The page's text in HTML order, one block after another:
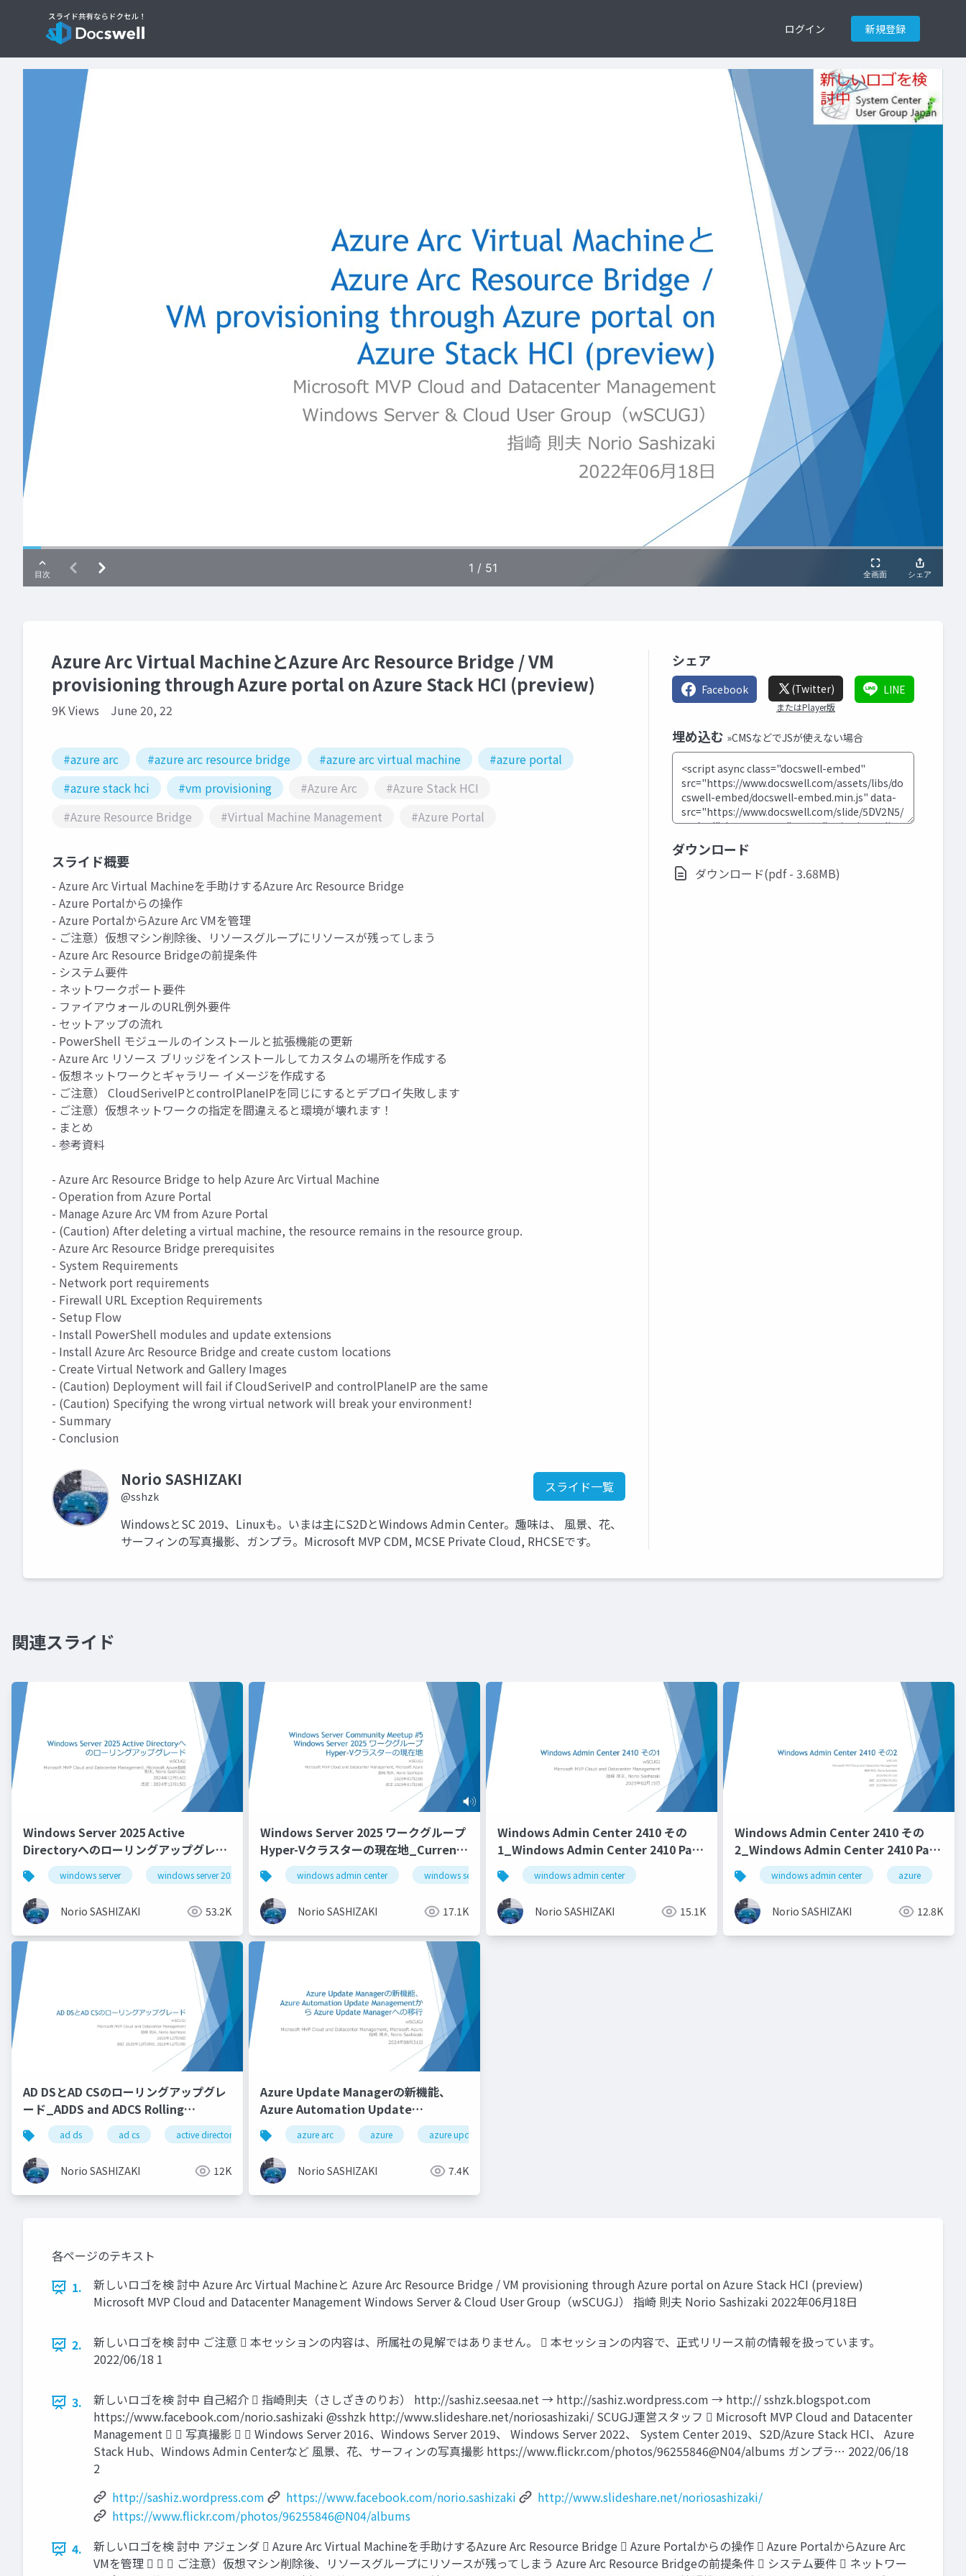
ログイン 新規登録
Azure Arc Virtual MachineとAzure Arc Resource Bridge / VM
provisioning through Azure portal on Azure Stack HCI (preview)
9K Views June 20, 22
#azure arc #azure arc resource bridge #azure arc virtual machine
#azure portal
#azure stack hci
#vm provisioning #Azure Arc
#Azure Stack HCI
#Azure Resource Bridge
#Virtual Machine Management #Azure Portal
スライド概要
- Azure Arc Virtual Machineを手助けするAzure Arc Resource Bridge
- Azure Portalからの操作
- Azure PortalからAzure Arc VMを管理
- ご注意）仮想マシン削除後、リソースグループにリソースが残ってしまう
- Azure Arc Resource Bridgeの前提条件
- システム要件
- ネットワークポート要件
- ファイアウォールのURL例外要件
- セットアップの流れ
- PowerShell モジュールのインストールと拡張機能の更新
- Azure Arc リソース ブリッジをインストールしてカスタムの場所を作成する
- 仮想ネットワークとギャラリー イメージを作成する
- ご注意） CloudSeriveIPとcontrolPlaneIPを同じにするとデプロイ失敗します
- ご注意）仮想ネットワークの指定を間違えると環境が壊れます！
- まとめ
- 参考資料
- Azure Arc Resource Bridge to help Azure Arc Virtual Machine
- Operation from Azure Portal
- Manage Azure Arc VM from Azure Portal
- (Caution) After deleting a virtual machine, the resource remains in the resource group.
- Azure Arc Resource Bridge prerequisites
- System Requirements
- Network port requirements
- Firewall URL Exception Requirements
- Setup Flow
- Install PowerShell modules and update extensions
- Install Azure Arc Resource Bridge and create custom locations
- Create Virtual Network and Gallery Images
- (Caution) Deployment will fail if CloudSeriveIP and controlPlaneIP are the same
- (Caution) Specifying the wrong virtual network will break your environment!
- Summary
- Conclusion
Norio SASHIZAKI
@sshzk
スライド一覧
WindowsとSC 2019、Linuxも。いまは主にS2DとWindows Admin Center。趣味は、 風景、花、
サーフィンの写真撮影、ガンプラ。Microsoft MVP CDM, MCSE Private Cloud, RHCSEです。
シェア
Facebook (Twitter)
またはPlayer版
LINE
埋め込む »CMSなどでJSが使えない場合
ダウンロード
ダウンロード(pdf - 3.68MB)
関連スライド
Windows Server 2025 Active
Directoryへのローリングアップグレー
ド_Rolling Upgrade to Windows
Server 2025 Active Directory
windows server windows server 2025
Norio SASHIZAKI 53.2K
Windows Server 2025 ワークグループ
Hyper-Vクラスターの現在地_Current
location of Windows Server 2025
Workgroup Hyper-V Cluster
windows admin center windows server 2025 workgorup cluster hyper-v replica
Norio SASHIZAKI 17.1K
Windows Admin Center 2410 その
1_Windows Admin Center 2410 Part
1
windows admin center
Norio SASHIZAKI 15.1K
Windows Admin Center 2410 その
2_Windows Admin Center 2410 Part
2
windows admin center azure
Norio SASHIZAKI 12.8K
AD DSとAD CSのローリングアップグレ
ード_ADDS and ADCS Rolling
Upgradead ds ad cs active directory
Norio SASHIZAKI 12K
Azure Update Managerの新機能、
Azure Automation Update
Managementから Azure Update
Managerへの移行/New features of
Azure Update Manager, migration
from Azure Automation Update
Management to Azure Update
azure arc azure azure update manager
Norio SASHIZAKI 7.4K
各ページのテキスト
1.
新しいロゴを検 討中 Azure Arc Virtual Machineと Azure Arc Resource Bridge / VM provisioning through Azure portal on Azure Stack HCI (preview)
Microsoft MVP Cloud and Datacenter Management Windows Server & Cloud User Group（wSCUGJ） 指崎 則夫 Norio Sashizaki 2022年06月18日
2.
新しいロゴを検 討中 ご注意  本セッションの内容は、所属社の見解ではありません。  本セッションの内容で、正式リリース前の情報を扱っています。
2022/06/18 1
3.
新しいロゴを検 討中 自己紹介  指崎則夫（さしざきのりお） http://sashiz.seesaa.net → http://sashiz.wordpress.com → http:// sshzk.blogspot.com
https://www.facebook.com/norio.sashizaki @sshzk http://www.slideshare.net/noriosashizaki/ SCUGJ運営スタッフ  Microsoft MVP Cloud and Datacenter
Management   写真撮影   Windows Server 2016、Windows Server 2019、 Windows Server 2022、 System Center 2019、S2D/Azure Stack HCI、 Azure
Stack Hub、Windows Admin Centerなど 風景、花、サーフィンの写真撮影 https://www.flickr.com/photos/96255846@N04/albums ガンプラ… 2022/06/18
2
http://sashiz.wordpress.com
https://www.facebook.com/norio.sashizaki
http://www.slideshare.net/noriosashizaki/
https://www.flickr.com/photos/96255846@N04/albums
4.
新しいロゴを検 討中 アジェンダ  Azure Arc Virtual Machineを手助けするAzure Arc Resource Bridge  Azure Portalからの操作  Azure PortalからAzure Arc
VMを管理    ご注意）仮想マシン削除後、リソースグループにリソースが残ってしまう Azure Arc Resource Bridgeの前提条件  システム要件  ネットワー